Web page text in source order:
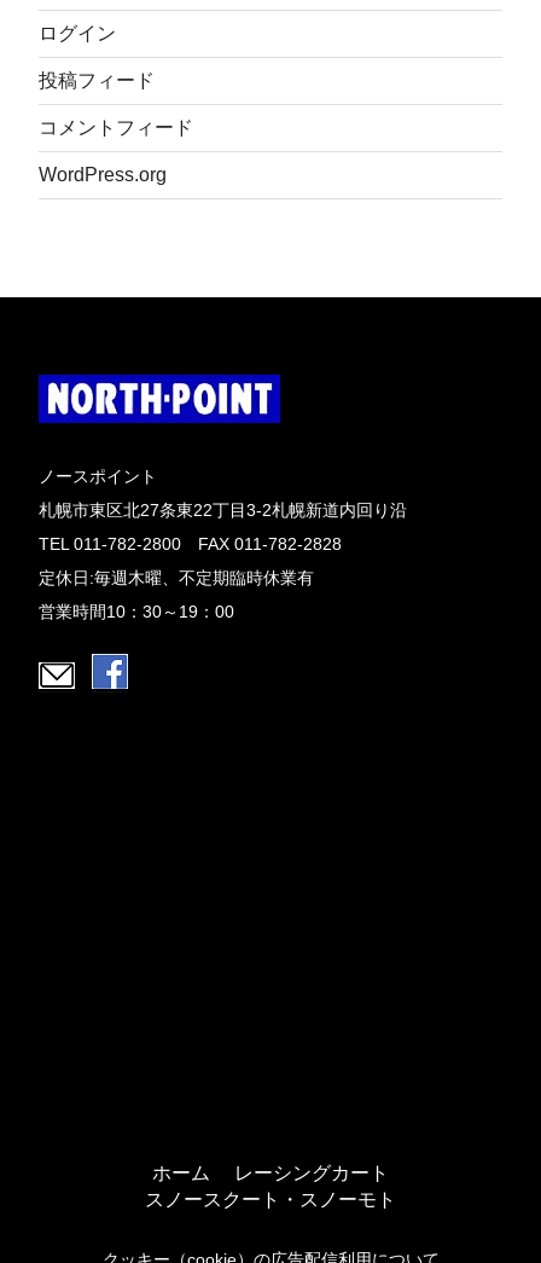
ログイン
投稿フィード
コメントフィード
WordPress.org
ノースポイント
札幌市東区北27条東22丁目3-2札幌新道内回り沿
TEL 011-782-2800 FAX 011-782-2828
定休日:毎週木曜、不定期臨時休業有
営業時間10：30～19：00
ホーム
レーシングカート
スノースクート・スノーモト